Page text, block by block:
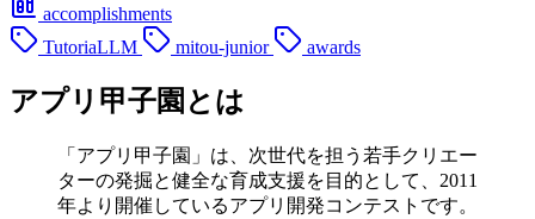
accomplishments
TutoriaLLM
mitou-junior awards
アプリ甲子園とは
「アプリ甲子園」は、次世代を担う若手クリエー
ターの発掘と健全な育成支援を目的として、2011
年より開催しているアプリ開発コンテストです。